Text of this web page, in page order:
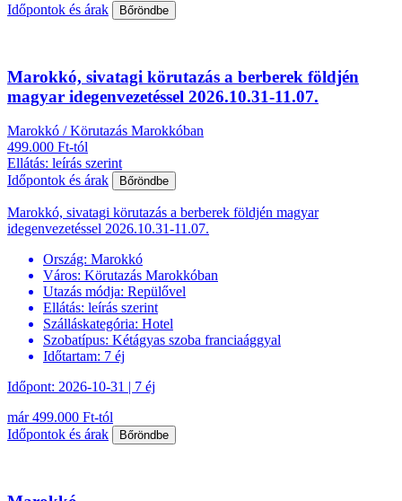
Időpontok és árak Bőröndbe
Marokkó, sivatagi körutazás a berberek földjén
magyar idegenvezetéssel 2026.10.31-11.07.
Marokkó / Körutazás Marokkóban
499.000 Ft-tól
Ellátás: leírás szerint
Időpontok és árak
Bőröndbe
Marokkó, sivatagi körutazás a berberek földjén magyar
idegenvezetéssel 2026.10.31-11.07.
Ország: Marokkó
Város: Körutazás Marokkóban
Utazás módja: Repülővel
Ellátás: leírás szerint
Szálláskategória: Hotel
Szobatípus: Kétágyas szoba franciaággyal
Időtartam: 7 éj
Időpont: 2026-10-31 | 7 éj
már 499.000 Ft-tól
Időpontok és árak
Bőröndbe